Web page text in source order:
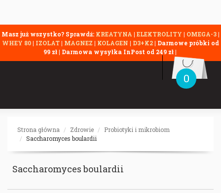
Masz już wszystko? Sprawdź: KREATYNA | ELEKTROLITY | OMEGA-3|
WHEY 80| IZOLAT| MAGNEZ | KOLAGEN | D3+K2| Darmowe próbki od
99 zł | Darmowa wysyłka InPost od 249 zł |
0
Strona główna Zdrowie
Probiotyki i mikrobiom
Saccharomyces boulardii
Saccharomyces boulardii